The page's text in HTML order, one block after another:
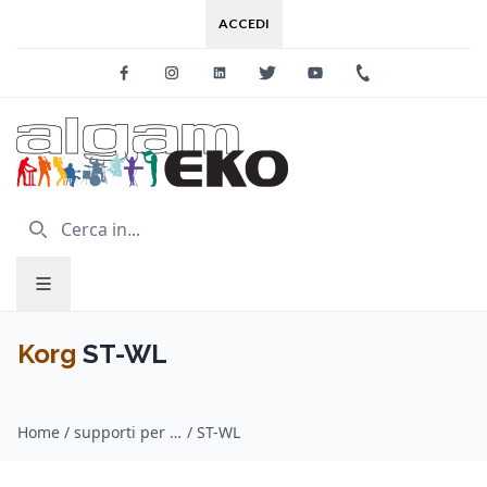
ACCEDI
FacebookInstagramLinkedinTwitter Youtube
Korg ST-WL
Home / supporti per tastiera / Korg / ST-WL